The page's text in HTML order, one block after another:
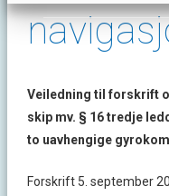
Veiledning til forskrift
skip mv. § 16 tredje
to uavhengige
Forskrift 5. september